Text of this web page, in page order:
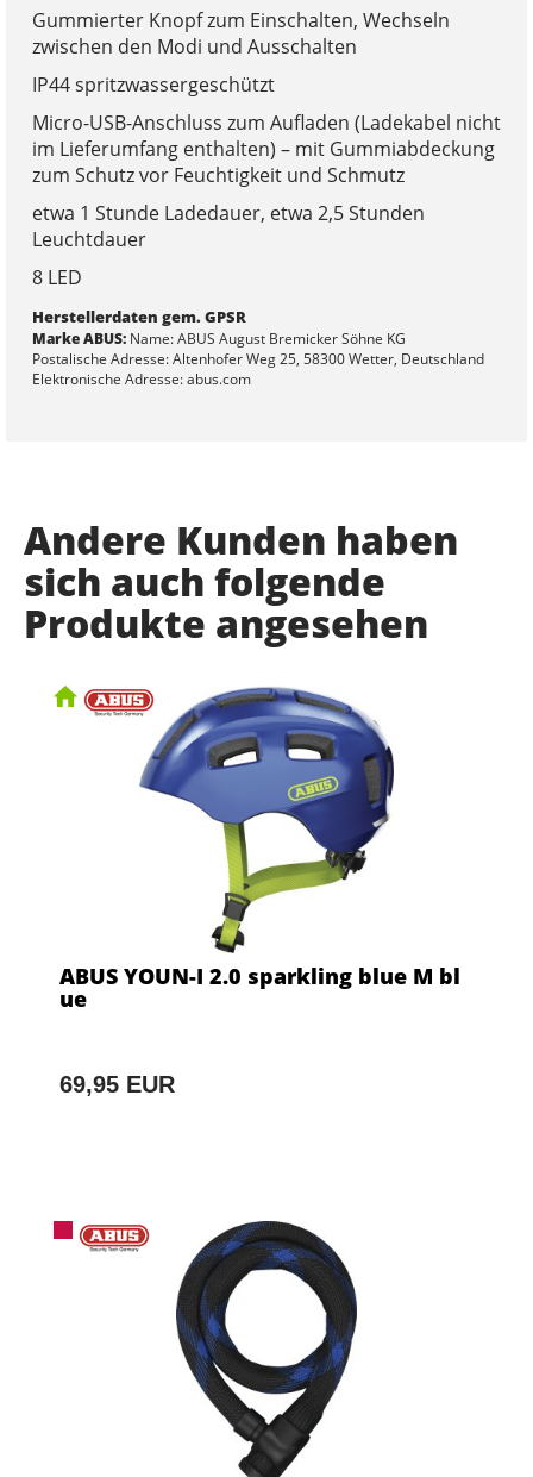
Gummierter Knopf zum Einschalten, Wechseln
zwischen den Modi und Ausschalten
IP44 spritzwassergeschützt
Micro-USB-Anschluss zum Aufladen (Ladekabel nicht
im Lieferumfang enthalten) – mit Gummiabdeckung
zum Schutz vor Feuchtigkeit und Schmutz
etwa 1 Stunde Ladedauer, etwa 2,5 Stunden
Leuchtdauer
8 LED
Herstellerdaten gem. GPSR
Marke ABUS:Name: ABUS August Bremicker Söhne KG
Postalische Adresse: Altenhofer Weg 25, 58300 Wetter, Deutschland
Elektronische Adresse: abus.com
Andere Kunden haben
sich auch folgende
Produkte angesehen
ABUS YOUN-I 2.0 sparkling blue M bl
ue
69,95 EUR